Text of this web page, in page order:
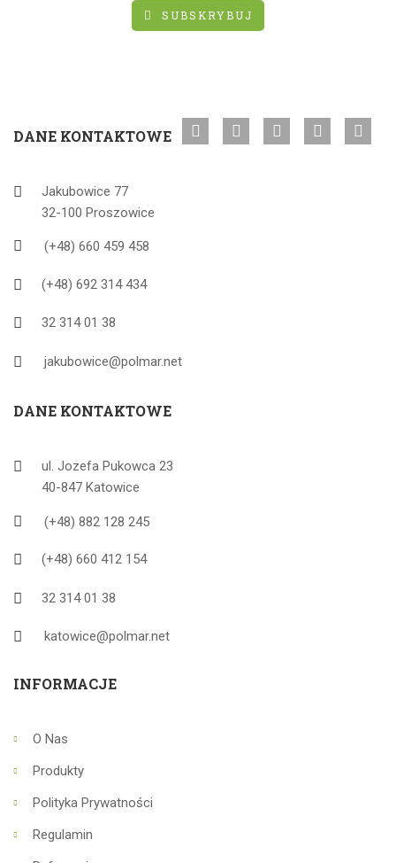
SUBSKRYBUJ
DANE KONTAKTOWE
Jakubowice 77
32-100 Proszowice
(+48) 660 459 458
(+48) 692 314 434
32 314 01 38
jakubowice@polmar.net
DANE KONTAKTOWE
ul. Jozefa Pukowca 23
40-847 Katowice
(+48) 882 128 245
(+48) 660 412 154
32 314 01 38
katowice@polmar.net
INFORMACJE
O Nas
Produkty
Polityka Prywatności
Regulamin